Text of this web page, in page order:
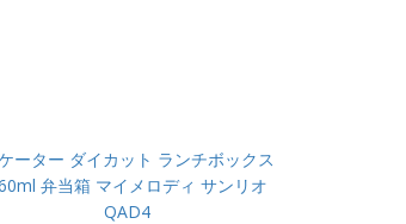
ーター ダイカット ランチボックス
弁当箱 マイメロディ サンリオ
QAD4